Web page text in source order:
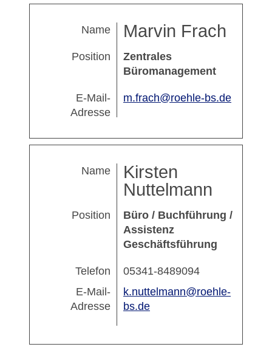
Name Marvin Frach
Position
Zentrales
Büromanagement
E-Mail-
Adresse
m.frach@roehle-bs.de
Name
Kirsten
Nuttelmann
Position
Büro / Buchführung /
Assistenz
Geschäftsführung
Telefon
05341-8489094
E-Mail-
Adresse
k.nuttelmann@roehle-
bs.de